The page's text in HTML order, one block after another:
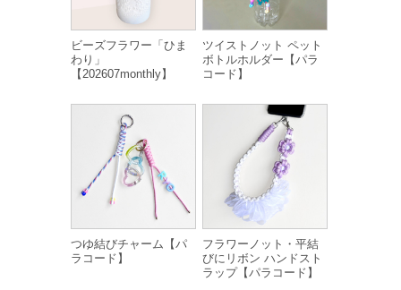
ビーズフラワー「ひま
わり」
【202607monthly】
ツイストノット ペット
ボトルホルダー【パラ
コード】
つゆ結びチャーム【パ
ラコード】
フラワーノット・平結
びにリボン ハンドスト
ラップ【パラコード】